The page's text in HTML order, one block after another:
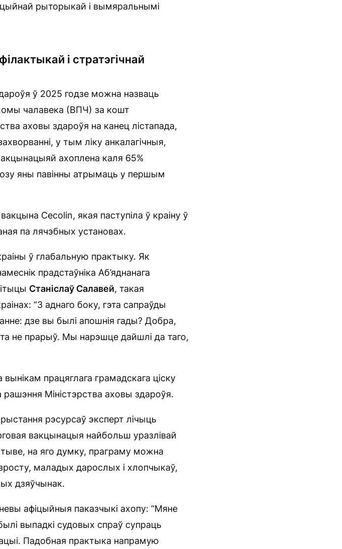
рыторыкай і вымяральнымі
і стратэгічнай
ў 2025 годзе можна назваць
чалавека (ВПЧ) за кошт
аховы здароўя на канец лістапада,
у тым ліку анкалагічныя,
ахоплена каля 65%
яны павінны атрымаць у першым
Cecolin, якая паступіла ў краіну ў
па лячэбных установах.
ў глабальную практыку. Як
прадстаўніка Аб’яднанага
Станіслаў Салавей, такая
“З аднаго боку, гэта сапраўды
дзе вы былі апошнія гады? Добра,
не прарыў. Мы нарэшце дайшлі да таго,
працяглага грамадскага ціску
рашэння Міністэрства аховы здароўя.
рэсурсаў эксперт лічыць
вакцынацыя найбольш уразлівай
на яго думку, праграму можна
маладых дарослых і хлопчыкаў,
дзяўчынак.
афіцыйныя паказчыкі ахопу: “Мяне
выпадкі судовых спраў супраць
Падобная практыка напрамую